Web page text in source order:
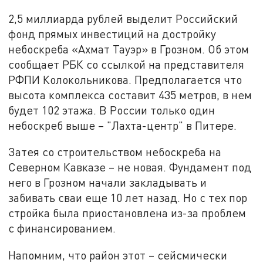
2,5 миллиарда рублей выделит Российский
фонд прямых инвестиций на достройку
небоскреба «Ахмат Тауэр» в Грозном. Об этом
сообщает РБК со ссылкой на представителя
РФПИ Колокольникова. Предполагается что
высота комплекса составит 435 метров, в нем
будет 102 этажа. В России только один
небоскреб выше – "Лахта-центр" в Питере.
Затея со строительством небоскреба на
Северном Кавказе – не новая. Фундамент под
него в Грозном начали закладывать и
забивать сваи еще 10 лет назад. Но с тех пор
стройка была приостановлена из-за проблем
с финансированием.
Напомним, что район этот – сейсмически